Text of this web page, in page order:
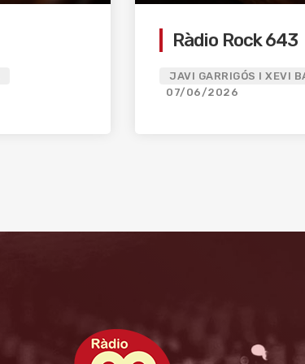
Ràdio Rock 643
JAVI GARRIGÓS I XEVI
07/06/2026